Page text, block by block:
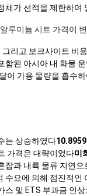
체가 선적을 제한하여
루미늄 시트 가격이
리고 보크사이트 비
함된 아시아 내 화물
이 가용 물량을 흡수
는 상승하였다
가격은 대략이었다미
잡과 내륙 물류 지연
수요에 의해 점진적인
스 및 ETS 부과금 인